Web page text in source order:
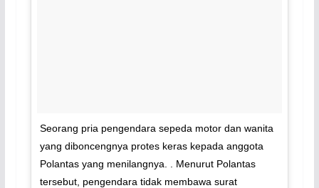
Seorang pria pengendara sepeda motor dan wanita
yang diboncengnya protes keras kepada anggota
Polantas yang menilangnya. . Menurut Polantas
tersebut, pengendara tidak membawa surat